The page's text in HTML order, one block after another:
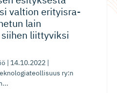
valtion erityisra­
lain
liittyviksi
| 14.10.2022 |
ry:n